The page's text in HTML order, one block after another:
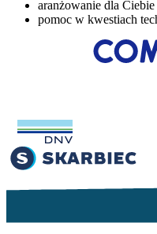
aranżowanie dla
pomoc w kwestiach